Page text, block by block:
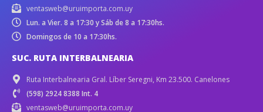
ventasweb@uruimporta.com.uy
Lun. a Vier. 8 a 17:30 y Sáb de 8 a 17:30hs.
Domingos de 10 a 17:30hs.
SUC. RUTA INTERBALNEARIA
Ruta Interbalnearia Gral. Líber Seregni, Km 23.500. Canelones
(598) 2924 8388 Int. 4
ventasweb@uruimporta.com.uy